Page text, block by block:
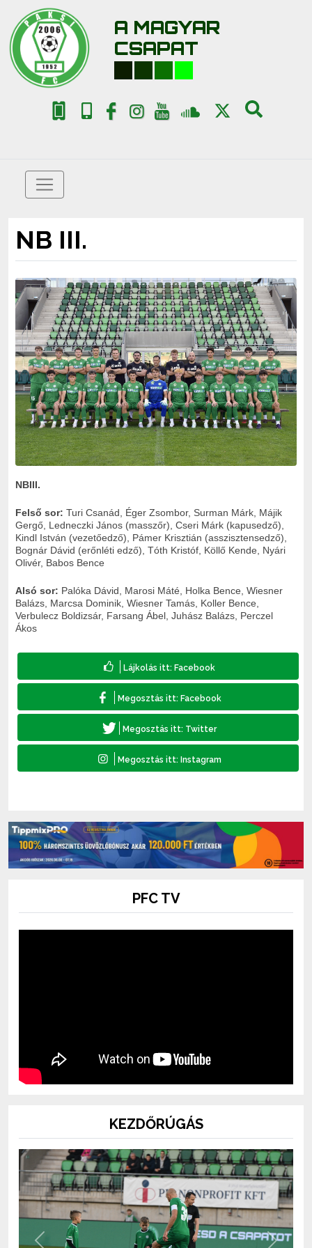
A MAGYAR
CSAPAT
NB III.
NBIII.
Felső sor: Turi Csanád, Éger Zsombor, Surman Márk, Májik
Gergő, Ledneczki János (masszőr), Cseri Márk (kapusedző),
Kindl István (vezetőedző), Pámer Krisztián (asszisztensedző),
Bognár Dávid (erőnléti edző), Tóth Kristóf, Köllő Kende, Nyári
Olivér, Babos Bence
Alsó sor: Palóka Dávid, Marosi Máté, Holka Bence, Wiesner
Balázs, Marcsa Dominik, Wiesner Tamás, Koller Bence,
Verbulecz Boldizsár, Farsang Ábel, Juhász Balázs, Perczel
Ákos
PFC TV
KEZDŐRÚGÁS
Previous Next